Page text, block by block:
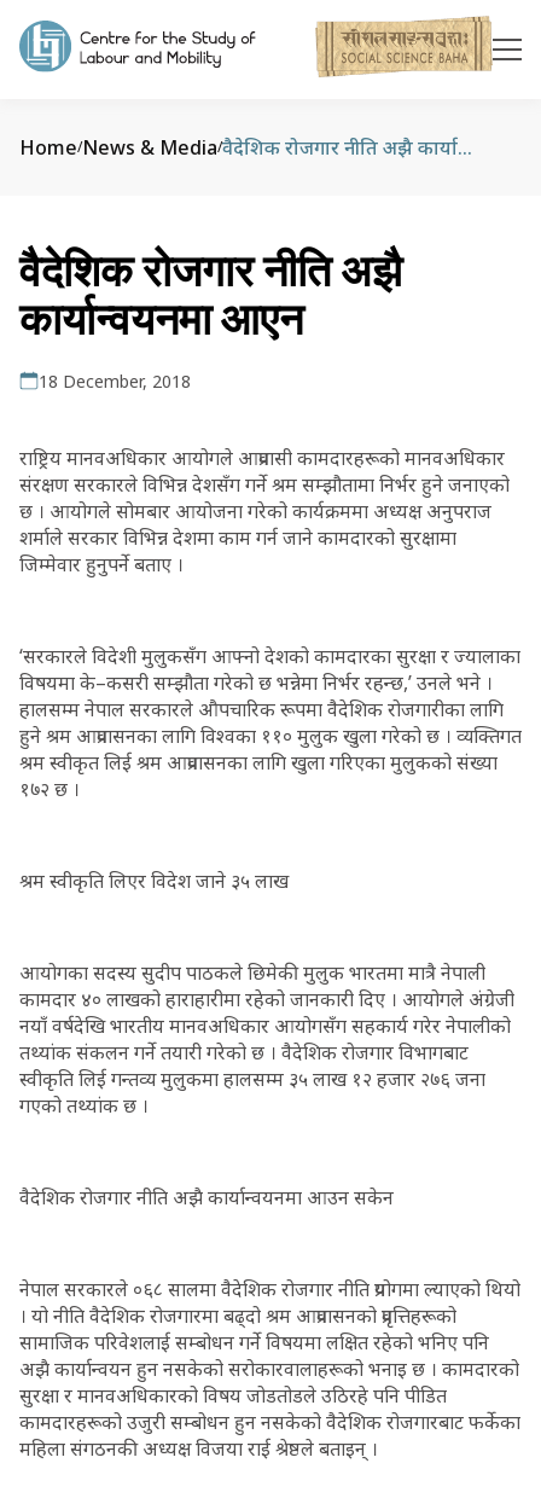
Home/News & Media/ वैदेशिक रोजगार नीति अझै कार्यान्वयनमा आएन
वैदेशिक रोजगार नीति अझै
कार्यान्वयनमा आएन
18 December, 2018
राष्ट्रिय मानवअधिकार आयोगले आप्रवासी कामदारहरूको मानवअधिकार
संरक्षण सरकारले विभिन्न देशसँग गर्ने श्रम सम्झौतामा निर्भर हुने जनाएको
छ । आयोगले सोमबार आयोजना गरेको कार्यक्रममा अध्यक्ष अनुपराज
शर्माले सरकार विभिन्न देशमा काम गर्न जाने कामदारको सुरक्षामा
जिम्मेवार हुनुपर्ने बताए ।
‘सरकारले विदेशी मुलुकसँग आफ्नो देशको कामदारका सुरक्षा र ज्यालाका
विषयमा के–कसरी सम्झौता गरेको छ भन्नेमा निर्भर रहन्छ,’ उनले भने ।
हालसम्म नेपाल सरकारले औपचारिक रूपमा वैदेशिक रोजगारीका लागि
हुने श्रम आप्रवासनका लागि विश्वका ११० मुलुक खुला गरेको छ । व्यक्तिगत
श्रम स्वीकृत लिई श्रम आप्रवासनका लागि खुला गरिएका मुलुकको संख्या
१७२ छ ।
श्रम स्वीकृति लिएर विदेश जाने ३५ लाख
आयोगका सदस्य सुदीप पाठकले छिमेकी मुलुक भारतमा मात्रै नेपाली
कामदार ४० लाखको हाराहारीमा रहेको जानकारी दिए । आयोगले अंग्रेजी
नयाँ वर्षदेखि भारतीय मानवअधिकार आयोगसँग सहकार्य गरेर नेपालीको
तथ्यांक संकलन गर्ने तयारी गरेको छ । वैदेशिक रोजगार विभागबाट
स्वीकृति लिई गन्तव्य मुलुकमा हालसम्म ३५ लाख १२ हजार २७६ जना
गएको तथ्यांक छ ।
वैदेशिक रोजगार नीति अझै कार्यान्वयनमा आउन सकेन
नेपाल सरकारले ०६८ सालमा वैदेशिक रोजगार नीति प्रयोगमा ल्याएको थियो
। यो नीति वैदेशिक रोजगारमा बढ्दो श्रम आप्रवासनको प्रवृत्तिहरूको
सामाजिक परिवेशलाई सम्बोधन गर्ने विषयमा लक्षित रहेको भनिए पनि
अझै कार्यान्वयन हुन नसकेको सरोकारवालाहरूको भनाइ छ । कामदारको
सुरक्षा र मानवअधिकारको विषय जोडतोडले उठिरहे पनि पीडित
कामदारहरूको उजुरी सम्बोधन हुन नसकेको वैदेशिक रोजगारबाट फर्केका
महिला संगठनकी अध्यक्ष विजया राई श्रेष्ठले बताइन् ।